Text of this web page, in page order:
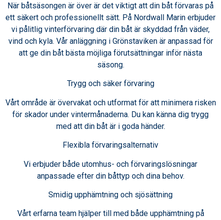
När båtsäsongen är över är det viktigt att din båt förvaras på
ett säkert och professionellt sätt. På Nordwall Marin erbjuder
vi pålitlig vinterförvaring där din båt är skyddad från väder,
vind och kyla. Vår anläggning i Grönstaviken är anpassad för
att ge din båt bästa möjliga förutsättningar inför nästa
säsong.
Trygg och säker förvaring
Vårt område är övervakat och utformat för att minimera risken
för skador under vintermånaderna. Du kan känna dig trygg
med att din båt är i goda händer.
Flexibla förvaringsalternativ
Vi erbjuder både utomhus- och förvaringslösningar
anpassade efter din båttyp och dina behov.
Smidig upphämtning och sjösättning
Vårt erfarna team hjälper till med både upphämtning på